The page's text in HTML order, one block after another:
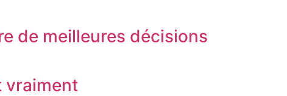
de meilleures décisions
vraiment